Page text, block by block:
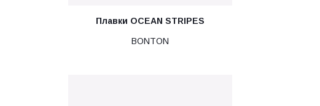
Плавки OCEAN STRIPES
BONTON